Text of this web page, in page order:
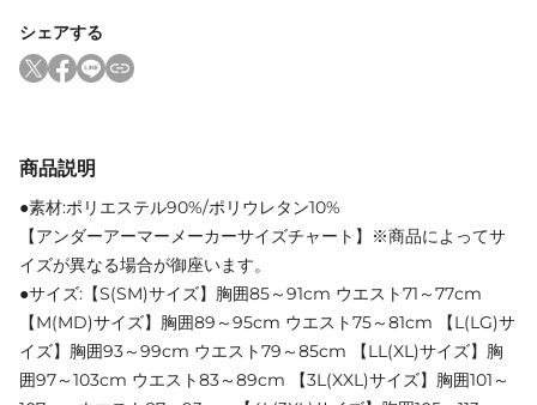
シェアする
商品説明
●素材:ポリエステル90%/ポリウレタン10%
【アンダーアーマーメーカーサイズチャート】※商品によってサ
イズが異なる場合が御座います。
●サイズ:【S(SM)サイズ】胸囲85～91cm ウエスト71～77cm
【M(MD)サイズ】胸囲89～95cm ウエスト75～81cm 【L(LG)サ
イズ】胸囲93～99cm ウエスト79～85cm 【LL(XL)サイズ】胸
囲97～103cm ウエスト83～89cm 【3L(XXL)サイズ】胸囲101～